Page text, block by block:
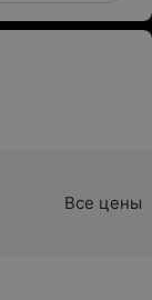
Все цены